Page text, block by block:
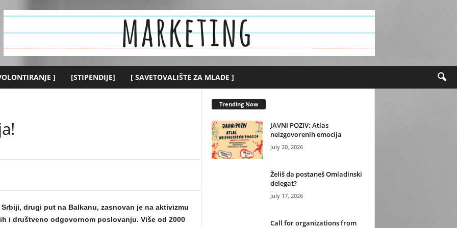
] [STIPENDIJE] [ SAVETOVALIŠTE ZA MLADE ]
drugi put na Balkanu, zasnovan je na aktivizmu
i društveno odgovornom poslovanju. Više od 2000
Trending Now
JAVNI POZIV: Atlas
neizgovorenih emocija
July 20, 2026
Želiš da postaneš Omladinski
delegat?
July 17, 2026
Call for organizations from